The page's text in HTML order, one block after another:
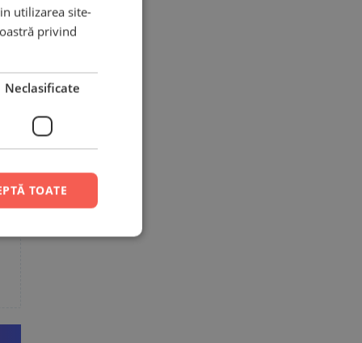
utilizarea site-
privind
Neclasificate
TOATE